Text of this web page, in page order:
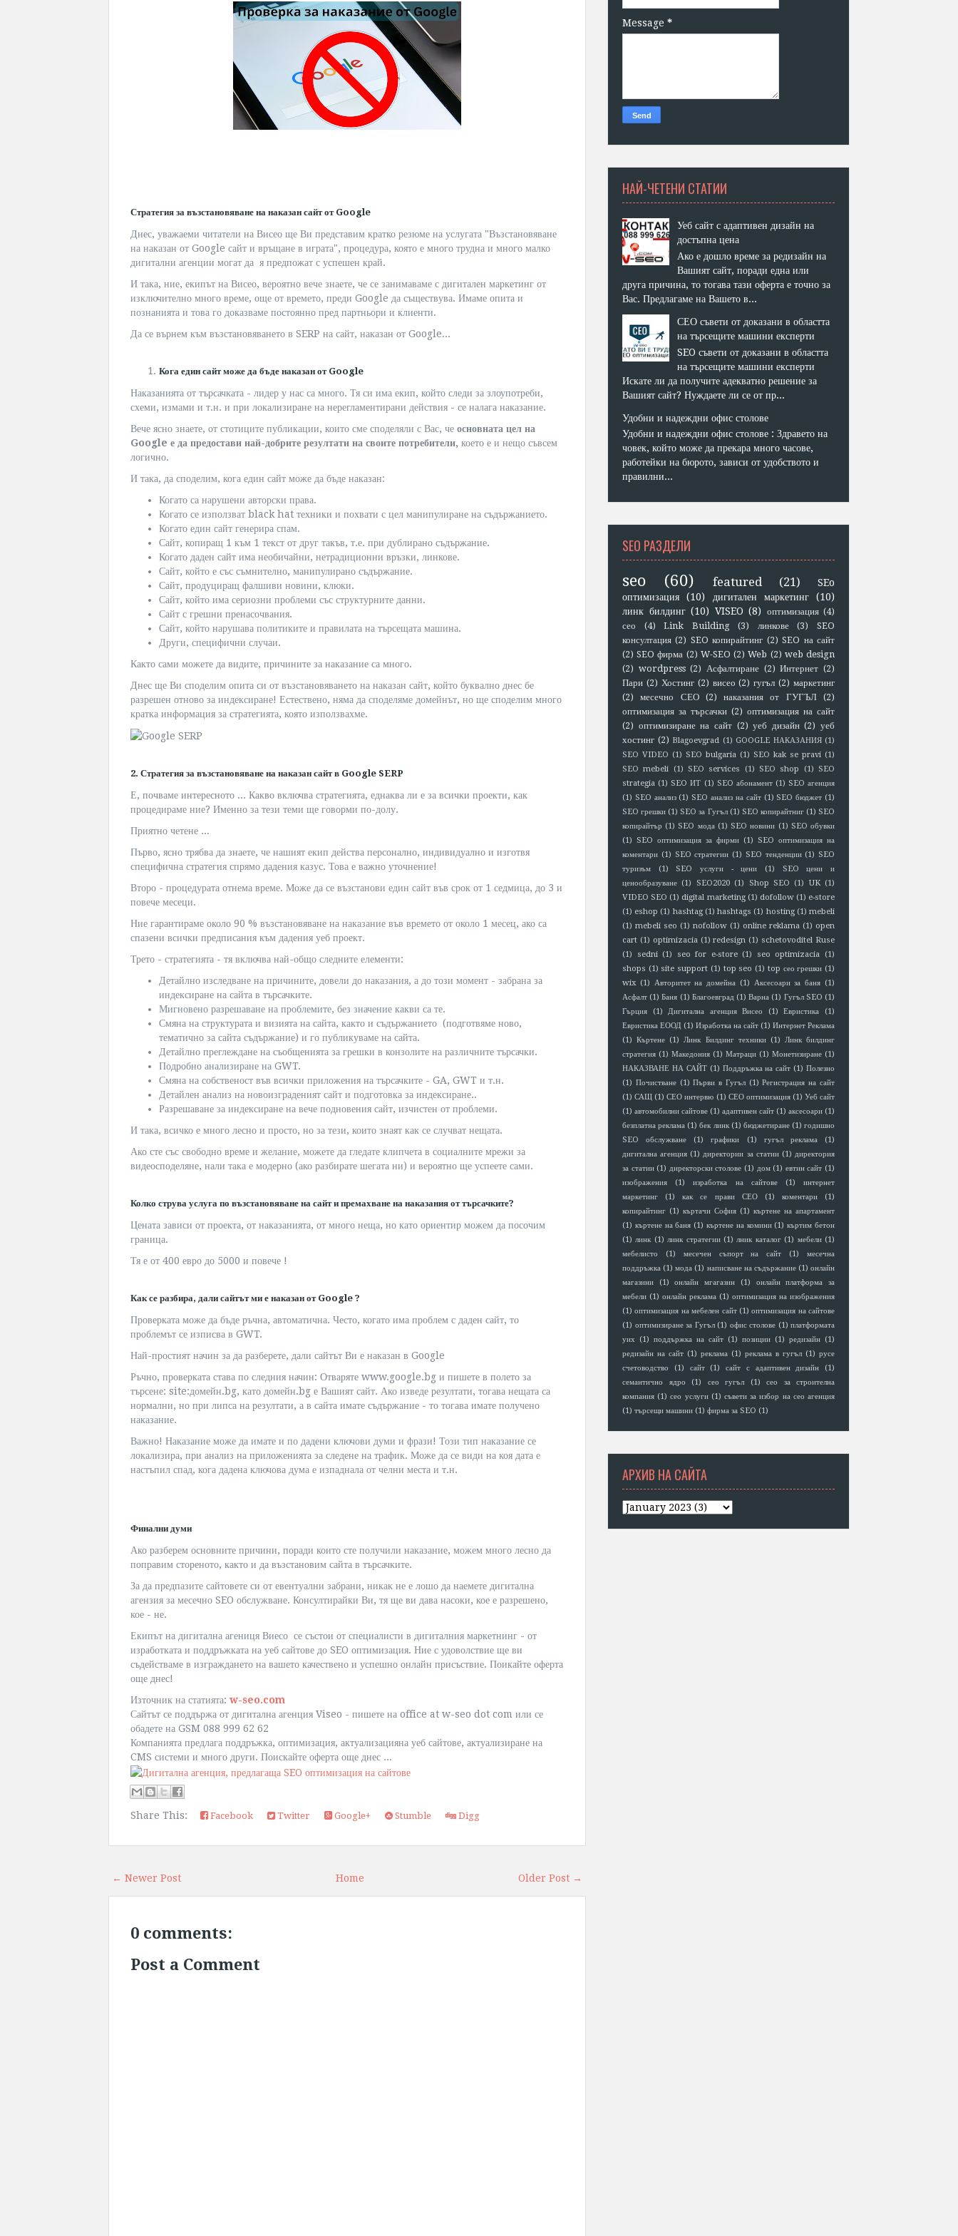
Стратегия за възстановяване на наказан сайт от Google
Днес, уважаеми читатели на Висео ще Ви представим кратко резюме на услугата "Възстановяване
на наказан от Google сайт и връщане в играта", процедура, която е много трудна и много малко
дигитални агенции могат да я предпожат с успешен край.
И така, ние, екипът на Висео, вероятно вече знаете, че се занимаваме с дигитален маркетинг от
изключително много време, още от времето, преди Google да съществува. Имаме опита и
познанията и това го доказваме постоянно пред партньори и клиенти.
Да се върнем към възстановяването в SERP на сайт, наказан от Google...
Кога един сайт може да бъде наказан от Google
Наказанията от търсачката - лидер у нас са много. Тя си има екип, който следи за злоупотреби,
схеми, измами и т.н. и при локализиране на нерегламентирани действия - се налага наказание.
Вече ясно знаете, от стотиците публикации, които сме споделяли с Вас, че основната цел на
Google е да предостави най-добрите резултати на своите потребители, което е и нещо съвсем
логично.
И така, да споделим, кога един сайт може да бъде наказан:
Когато са нарушени авторски права.
Когато се използват black hat техники и похвати с цел манипулиране на съдържанието.
Когато един сайт генерира спам.
Сайт, копиращ 1 към 1 текст от друг такъв, т.е. при дублирано съдържание.
Когато даден сайт има необичайни, нетрадиционни връзки, линкове.
Сайт, който е със съмнително, манипулирано съдържание.
Сайт, продуциращ фалшиви новини, клюки.
Сайт, който има сериозни проблеми със структурните данни.
Сайт с грешни пренасочвания.
Сайт, който нарушава политиките и правилата на търсещата машина.
Други, специфични случаи.
Както сами можете да видите, причините за наказание са много.
Днес ще Ви споделим опита си от възстановяването на наказан сайт, който буквално днес бе
разрешен отново за индексиране! Естествено, няма да споделяме домейнът, но ще споделим много
кратка информация за стратегията, която използвахме.
2. Стратегия за възстановяване на наказан сайт в Google SERP
Е, почваме интересното ... Какво включва стратегията, еднаква ли е за всички проекти, как
процедираме ние? Именно за тези теми ще говорми по-долу.
Приятно четене ...
Първо, ясно трябва да знаете, че нашият екип действа персонално, индивидуално и изготвя
специфична стратегия спрямо дадения казус. Това е важно уточнение!
Второ - процедурата отнема време. Може да се възстанови един сайт във срок от 1 седмица, до 3 и
повече месеци.
Ние гарантираме около 90 % възстановяване на наказание във времето от около 1 месец, ако са
спазени всички предписания към дадения уеб проект.
Трето - стратегията - тя включва най-общо следните елементи:
Детайлно изследване на причините, довели до наказания, а до този момент - забрана за
индексиране на сайта в търсачките.
Мигновено разрешаване на проблемите, без значение какви са те.
Смяна на структурата и визията на сайта, както и съдържанието (подготвяме ново,
тематично за сайта съдържание) и го публикуваме на сайта.
Детайлно преглеждане на съобщенията за грешки в конзолите на различните търсачки.
Подробно анализиране на GWT.
Смяна на собственост във всички приложения на търсачките - GA, GWT и т.н.
Детайлен анализ на новоизграденият сайт и подготовка за индексиране..
Разрешаване за индексиране на вече подновения сайт, изчистен от проблеми.
И така, всичко е много лесно и просто, но за тези, които знаят как се случват нещата.
Ако сте със свободно време и желание, можете да гледате клипчета в социалните мрежи за
видеосподеляне, нали така е модерно (ако разбирате шегата ни) и вероятно ще успеете сами.
Колко струва услуга по възстановяване на сайт и премахване на наказания от търсачките?
Цената зависи от проекта, от наказанията, от много неща, но като ориентир можем да посочим
граница.
Тя е от 400 евро до 5000 и повече !
Как се разбира, дали сайтът ми е наказан от Google ?
Проверката може да бъде ръчна, автоматична. Често, когато има проблем с даден сайт, то
проблемът се изписва в GWT.
Най-простият начин за да разберете, дали сайтът Ви е наказан в Google
Ръчно, проверката става по следния начин: Отваряте www.google.bg и пишете в полето за
търсене: site:домейн.bg, като домейн.bg е Вашият сайт. Ако изведе резултати, тогава нещата са
нормални, но при липса на резултати, а в сайта имате съдържание - то тогава имате получено
наказание.
Важно! Наказание може да имате и по дадени ключови думи и фрази! Този тип наказание се
локализира, при анализ на приложенията за следене на трафик. Може да се види на коя дата е
настъпил спад, кога дадена ключова дума е изпаднала от челни места и т.н.
Финални думи
Ако разберем основните причини, поради които сте получили наказание, можем много лесно да
поправим стореното, както и да възстановим сайта в търсачките.
За да предпазите сайтовете си от евентуални забрани, никак не е лошо да наемете дигитална
агензия за месечно SEO обслужване. Консултирайки Ви, тя ще ви дава насоки, кое е разрешено,
кое - не.
Екипът на дигитална агениця Виесо се състои от специалисти в дигиталния маркетнинг - от
изработката и поддръжката на уеб сайтове до SEO оптимизация. Ние с удоволствие ще ви
съдействаме в изграждането на вашето качествено и успешно онлайн присъствие. Поикайте оферта
още днес!
Източник на статията: w-seo.com
Сайтът се поддържа от дигитална агенция Viseo - пишете на office at w-seo dot com или се
обадете на GSM 088 999 62 62
Компанията предлага поддръжка, оптимизация, актуализацияна уеб сайтове, актуализиране на
CMS системи и много други. Поискайте оферта още днес ...
Share This: Facebook Twitter Google+ Stumble Digg
← Newer Post Older Post →
Home
0 comments:
Post a Comment
Message *
НАЙ-ЧЕТЕНИ СТАТИИ
Уеб сайт с адаптивен дизайн на
достъпна цена
Ако е дошло време за редизайн на
Вашият сайт, поради една или
друга причина, то тогава тази оферта е точно за
Вас. Предлагаме на Вашето в...
СЕО съвети от доказани в областта
на търсещите машини експерти
SEO съвети от доказани в областта
на търсещите машини експерти
Искате ли да получите адекватно решение за
Вашият сайт? Нуждаете ли се от пр...
Удобни и надеждни офис столове
Удобни и надеждни офис столове : Здравето на
човек, който може да прекара много часове,
работейки на бюрото, зависи от удобството и
правилни...
SEO РАЗДЕЛИ
seo
(60) featured (21)
SEo
оптимизация
(10) дигитален маркетинг
(10)
линк билдинг (10) VISEO (8) оптимизация (4)
сео
(4) Link Building (3) линкове (3)
SEO
консултация (2) SEO копирайтинг (2) SEO на сайт
(2) SEO фирма (2) W-SEO (2) Web (2) web design
(2) wordpress (2) Асфалтиране (2) Интернет (2)
Пари (2) Хостинг (2) висео (2) гугъл (2) маркетинг
(2)
месечно СЕО (2) наказания от ГУГЪЛ
(2)
оптимизация за търсачки (2) оптимизация на сайт
(2) оптимизиране на сайт (2) уеб дизайн (2) уеб
хостинг (2) Blagoevgrad (1) GOOGLE НАКАЗАНИЯ (1)
SEO VIDEO (1) SEO bulgaria (1) SEO kak se pravi (1)
SEO mebeli
(1) SEO services (1) SEO shop (1) SEO
strategia (1) SEO ИТ (1) SEO абонамент (1) SEO агенция
(1) SEO анализ (1) SEO анализ на сайт (1) SEO бюджет (1)
SEO грешки (1) SEO за Гугъл (1) SEO копирайтниг (1) SEO
копирайтър (1) SEO мода (1) SEO новини (1) SEO обувки
(1) SEO оптимизация за фирми (1) SEO оптимизация на
коментари (1) SEO стратегии (1) SEO тенденции (1) SEO
туризъм
(1) SEO услуги - цени (1)
SEO цени и
ценообразуване (1) SEO2020 (1) Shop SEO (1) UK (1)
VIDEO SEO (1) digital marketing (1) dofollow (1) e-store
(1) eshop (1) hashtag (1) hashtags (1) hosting (1) mebeli
(1) mebeli seo (1) nofollow (1) online reklama (1) open
cart (1) optimizacia (1) redesign (1) schetovoditel Ruse
(1)
sedni (1) seo for e-store (1) seo optimizacia
(1)
shops (1) site support (1) top seo (1) top сео грешки (1)
wix (1) Авторитет на домейна (1) Аксесоари за баня (1)
Асфалт (1) Баня (1) Благоевград (1) Варна (1) Гугъл SEO (1)
Гърция
(1) Дигитална агенция Висео (1) Евристика
(1)
Евристика ЕООД (1) Изработка на сайт (1) Интернет Реклама
(1) Къртене (1) Линк Билдинг техники (1) Линк билдинг
стратегия (1) Македония (1) Матраци (1) Монетизиране (1)
НАКАЗВАНЕ НА САЙТ (1) Поддръжка на сайт (1) Полезно
(1) Почистване (1) Първи в Гугъл (1) Регистрация на сайт
(1) САЩ (1) СЕО интервю (1) СЕО оптимизация (1) Уеб сайт
(1) автомобилни сайтове (1) адаптивен сайт (1) аксесоари (1)
безплатна реклама (1) бек линк (1) бюджетиране (1) годишно
SEO обслужване
(1) графики (1) гугъл реклама
(1)
дигитална агенция (1) директории за статии (1) директория
за статии (1) директорски столове (1) дом (1) евтин сайт (1)
изображения
(1) изработка на сайтове (1)
интернет
маркетинг
(1) как се прави СЕО (1) коментари
(1)
копирайтинг (1) къртачи София (1) къртене на апартамент
(1) къртене на баня (1) къртене на комини (1) къртим бетон
(1) линк (1) линк стратегии (1) лник каталог (1) мебели (1)
мебелисто
(1) месечен съпорт на сайт (1)
месечна
поддръжка (1) мода (1) написване на съдържание (1) онлайн
магазини
(1) онлайн мгагазин (1)
онлайн платформа за
мебели (1) онлайн реклама (1) оптимизация на изображения
(1) оптимизация на мебелен сайт (1) оптимизация на сайтове
(1) оптимизиране за Гугъл (1) офис столове (1) платформата
уих (1) поддържка на сайт (1) позиции (1) редизайн (1)
редизайн на сайт (1) реклама (1) реклама в гугъл (1) русе
счетоводство
(1) сайт (1) сайт с адаптивен дизайн
(1)
семантично ядро
(1) сео гугъл (1)
сео за строителна
компания (1) сео услуги (1) съвети за избор на сео агенция
(1) търсещи машини (1) фирма за SEO (1)
АРХИВ НА САЙТА